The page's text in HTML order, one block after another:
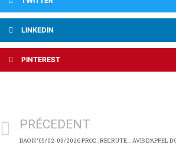
LINKEDIN
PINTEREST
PRÉCEDENT
DAO N°05/02-03/2026 PROC : RECRUTEMENT D’UNE AGENCE DE PROMOTION ET DE MARKETING PHARMACEUTIQUE DU PROJET SIKAN.